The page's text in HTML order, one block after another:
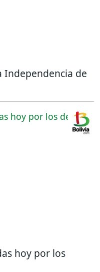
Independencia de
hoy por los